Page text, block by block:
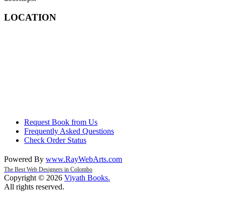
LOCATION
Request Book from Us
Frequently Asked Questions
Check Order Status
Powered By www.RayWebArts.com
The Best Web Designers in Colombo
Copyright © 2026 Viyath Books.
All rights reserved.